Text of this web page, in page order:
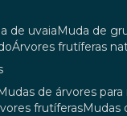
de uvaia muda de
árvores frutíferas
mudas de árvores
frutíferas